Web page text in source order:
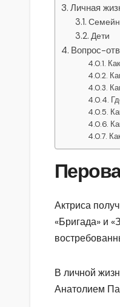
Личная
Дети
Вопрос-
Актриса
«Бригада» и
В личной
Анатолием